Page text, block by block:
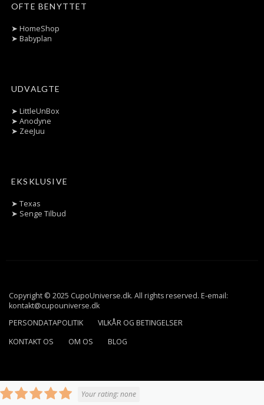
OFTE BENYTTET
➤ HomeShop
➤ Babyplan
UDVALGTE
➤ LittleUnBox
➤ Anodyne
➤ ZeeJuu
EKSKLUSIVE
➤ Texas
➤ Senge Tilbud
Copyright © 2025 CupoUniverse.dk. All rights reserved. E-email:
kontakt@cupouniverse.dk
PERSONDATAPOLITIK
VILKÅR OG BETINGELSER
KONTAKT OS
OM OS BLOG
Your rating:none